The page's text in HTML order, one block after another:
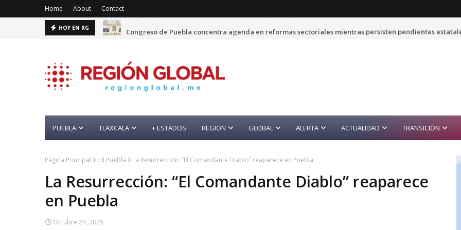
Home About Contact
HOY EN RG Congreso de Puebla concentra agenda en reformas sectoriales mientras persisten pendientes estatales
PUEBLA TLAXCALA + ESTADOS REGION GLOBAL ALERTA ACTUALIDAD TRANSICIÓN
Página Principal cd Puebla La Resurrección: “El Comandante Diablo” reaparece en Puebla
La Resurrección: “El Comandante Diablo” reaparece
en Puebla
Octubre 24, 2025